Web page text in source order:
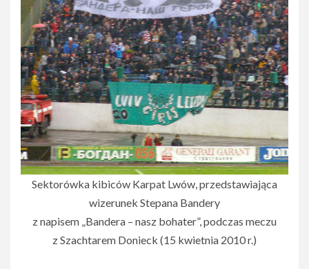
Sektorówka kibiców Karpat Lwów, przedstawiająca
wizerunek Stepana Bandery
z napisem „Bandera – nasz bohater”, podczas meczu
z Szachtarem Donieck (15 kwietnia 2010 r.)